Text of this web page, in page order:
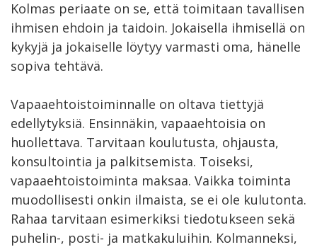
Kolmas periaate on se, että toimitaan tavallisen
ihmisen ehdoin ja taidoin. Jokaisella ihmisellä on
kykyjä ja jokaiselle löytyy varmasti oma, hänelle
sopiva tehtävä.
Vapaaehtoistoiminnalle on oltava tiettyjä
edellytyksiä. Ensinnäkin, vapaaehtoisia on
huollettava. Tarvitaan koulutusta, ohjausta,
konsultointia ja palkitsemista. Toiseksi,
vapaaehtoistoiminta maksaa. Vaikka toiminta
muodollisesti onkin ilmaista, se ei ole kulutonta.
Rahaa tarvitaan esimerkiksi tiedotukseen sekä
puhelin-, posti- ja matkakuluihin. Kolmanneksi,